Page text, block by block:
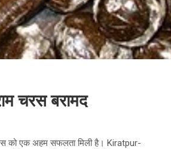
चरस बरामद
को एक अहम सफलता मिली है। Kiratpur-